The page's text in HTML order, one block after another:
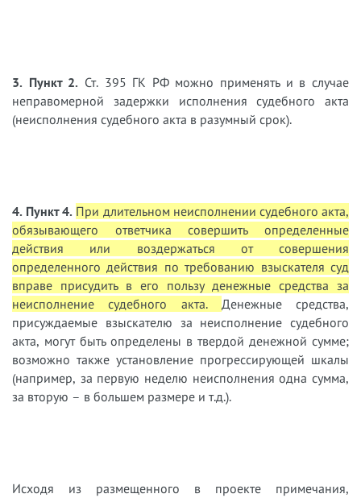
3. Пункт 2. Ст. 395 ГК РФ можно применять и в случае
неправомерной задержки исполнения судебного акта
(неисполнения судебного акта в разумный срок).
4. Пункт 4. При длительном неисполнении судебного акта,
обязывающего ответчика совершить определенные
действия или воздержаться от совершения
определенного действия по требованию взыскателя суд
вправе присудить в его пользу денежные средства за
неисполнение судебного акта. Денежные средства,
присуждаемые взыскателю за неисполнение судебного
акта, могут быть определены в твердой денежной сумме;
возможно также установление прогрессирующей шкалы
(например, за первую неделю неисполнения одна сумма,
за вторую – в большем размере и т.д.).
Исходя из размещенного в проекте примечания,